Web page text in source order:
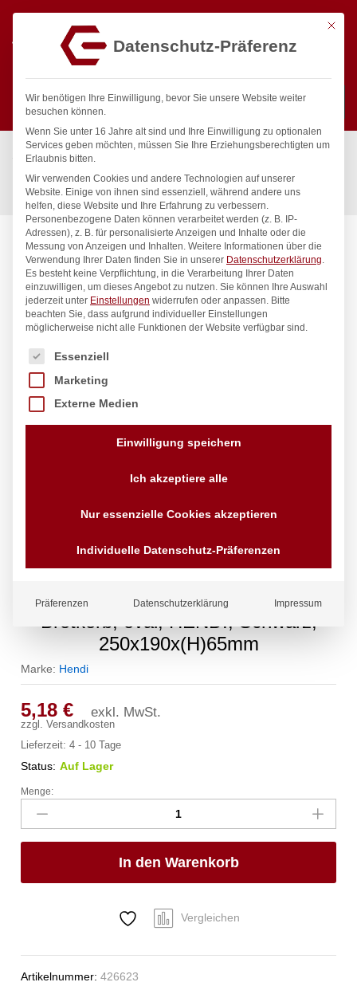
Suchen
Start / Gastronomiebedarf & Gastro Geräte für Profis
Präsentation
Buffet-Präsentation
/
Brotkorb, oval, HENDI, Schwarz, 250x190x(H)65mm
Brotkorb, oval, HENDI, Schwarz,
250x190x(H)65mm
Marke: Hendi
5,18€ exkl. MwSt.
zzgl.Versandkosten
Lieferzeit:4 - 10 Tage
Status: Auf Lager
Brotkorb,
oval,
HENDI,
Schwarz,
Anzahl
Menge:
In den Warenkorb
Vergleichen
Artikelnummer:426623
Mit
Datenschutz-Präferenz
Wir benötigen Ihre Einwilligung, bevor Sie unsere Website weiter
besuchen können.
Wenn Sie unter 16 Jahre alt sind und Ihre Einwilligung zu optionalen
Services geben möchten, müssen Sie Ihre Erziehungsberechtigten um
Erlaubnis bitten.
Wir verwenden Cookies und andere Technologien auf unserer
Website. Einige von ihnen sind essenziell, während andere uns
helfen, diese Website und Ihre Erfahrung zu verbessern.
Personenbezogene Daten können verarbeitet werden (z. B. IP-
Adressen), z. B. für personalisierte Anzeigen und Inhalte oder die
Messung von Anzeigen und Inhalten. Weitere Informationen über die
Verwendung Ihrer Daten finden Sie in unserer Datenschutzerklärung.
Es besteht keine Verpflichtung, in die Verarbeitung Ihrer Daten
einzuwilligen, um dieses Angebot zu nutzen. Sie können Ihre Auswahl
jederzeit unter Einstellungen widerrufen oder anpassen. Bitte
beachten Sie, dass aufgrund individueller Einstellungen
möglicherweise nicht alle Funktionen der Website verfügbar sind.
Es folgt eine Liste der Service-Gruppen, für die eine
Essenziell
Marketing
Externe Medien
Einwilligung speichern
Ich akzeptiere alle
Nur essenzielle Cookies akzeptieren
Individuelle Datenschutz-Präferenzen
Präferenzen Datenschutzerklärung Impressum